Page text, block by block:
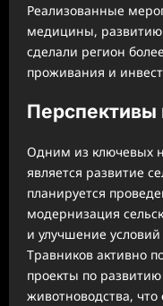
Реализованные
медицины, развитию
сделали регион
проживания и
Перспективы
Одним из ключевых
является развитие
планируется
модернизация
и улучшение
Травников активно
проекты по
животноводства,